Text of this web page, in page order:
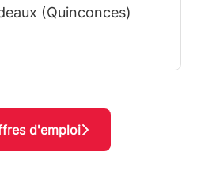
(Quinconces)
d'emploi